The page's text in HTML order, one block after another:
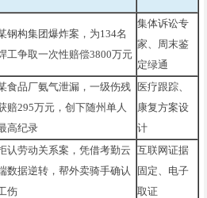
钢构集团爆炸案，为134名
工争取一次性赔偿3800万元
集体诉讼专
家、周末鉴
定绿通
食品厂氨气泄漏，一级伤残
赔295万元，创下随州单人
高纪录
医疗跟踪、
康复方案设
计
认劳动关系案，凭借考勤云
数据逆转，帮外卖骑手确认
伤
互联网证据
固定、电子
取证